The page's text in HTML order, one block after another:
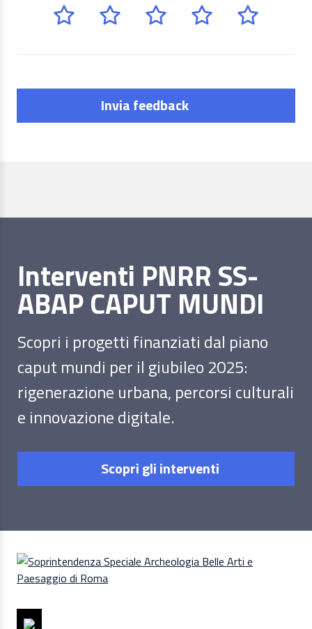
Invia feedback
Interventi PNRR SS-
ABAP CAPUT MUNDI
Scopri i progetti finanziati dal piano
caput mundi per il giubileo 2025:
rigenerazione urbana, percorsi culturali
e innovazione digitale.
Scopri gli interventi